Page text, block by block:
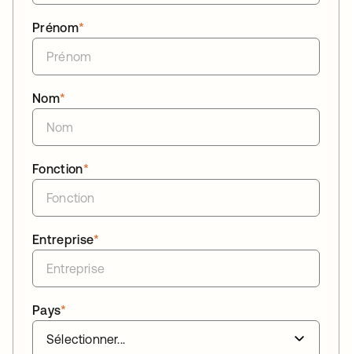
*
Prénom
*
Nom
*
Fonction
*
Entreprise
*
Pays